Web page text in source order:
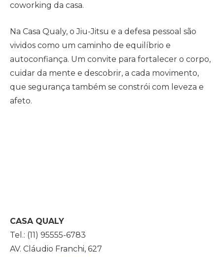
coworking da casa.
Na Casa Qualy, o Jiu-Jitsu e a defesa pessoal são
vividos como um caminho de equilíbrio e
autoconfiança. Um convite para fortalecer o corpo,
cuidar da mente e descobrir, a cada movimento,
que segurança também se constrói com leveza e
afeto.
CASA QUALY
Tel.: (11) 95555-6783
AV. Cláudio Franchi, 627